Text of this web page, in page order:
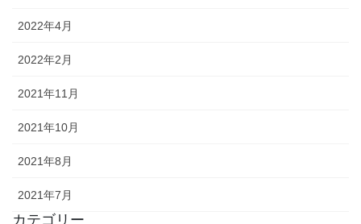
2022年4月
2022年2月
2021年11月
2021年10月
2021年8月
2021年7月
カテゴリー